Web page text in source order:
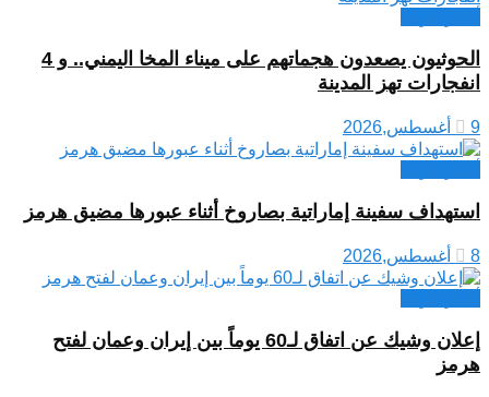
الحوثيون يصعدون هجماتهم على ميناء المخا اليمني.. و 4
انفجارات تهز المدينة
9 أغسطس,2026
استهداف سفينة إماراتية بصاروخ أثناء عبورها مضيق هرمز
8 أغسطس,2026
إعلان وشيك عن اتفاق لـ60 يوماً بين إيران وعمان لفتح
هرمز